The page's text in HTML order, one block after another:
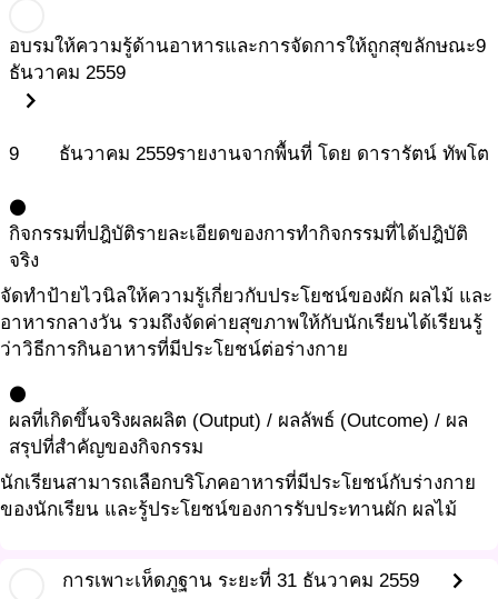
อบรมให้ความรู้ด้านอาหารและการจัดการให้ถูกสุขลักษณะ9
ธันวาคม 2559
chevron_right
9 ธันวาคม 2559รายงานจากพื้นที่ โดย ดารารัตน์ ทัพโต
circle
กิจกรรมที่ปฎิบัติรายละเอียดของการทำกิจกรรมที่ได้ปฎิบัติ
จริง
จัดทำป้ายไวนิลให้ความรู้เกี่ยวกับประโยชน์ของผัก ผลไม้ และ
อาหารกลางวัน รวมถึงจัดค่ายสุขภาพให้กับนักเรียนได้เรียนรู้
ว่าวิธีการกินอาหารที่มีประโยชน์ต่อร่างกาย
circle
ผลที่เกิดขึ้นจริงผลผลิต (Output) / ผลลัพธ์ (Outcome) / ผล
สรุปที่สำคัญของกิจกรรม
นักเรียนสามารถเลือกบริโภคอาหารที่มีประโยชน์กับร่างกาย
ของนักเรียน และรู้ประโยชน์ของการรับประทานผัก ผลไม้
การเพาะเห็ดภูฐาน ระยะที่ 31 ธันวาคม 2559 chevron_right